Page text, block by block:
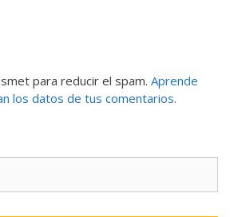
para reducir el spam. Aprende
los datos de tus comentarios.